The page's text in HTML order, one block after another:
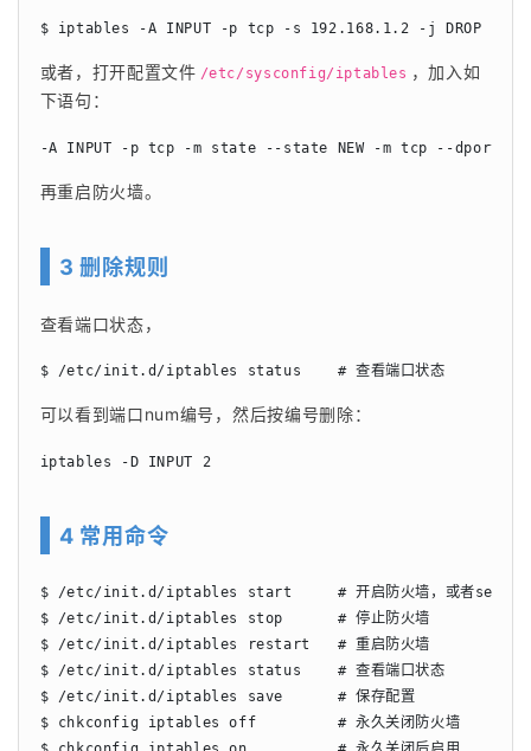
$ iptables -A INPUT -p tcp -s 192.168.1.2 -j DROP
或者，打开配置文件 /etc/sysconfig/iptables ，加入如
下语句：
-A INPUT -p tcp -m state --state NEW -m tcp --dport
再重启防火墙。
3 删除规则
查看端口状态，
$ /etc/init.d/iptables status    # 查看端口状态
可以看到端口num编号，然后按编号删除：
iptables -D INPUT 2
4 常用命令
$ /etc/init.d/iptables start     # 开启防火墙，或者
$ /etc/init.d/iptables stop      # 停止防火墙
$ /etc/init.d/iptables restart   # 重启防火墙
$ /etc/init.d/iptables status    # 查看端口状态
$ /etc/init.d/iptables save      # 保存配置
$ chkconfig iptables off         # 永久关闭防火墙